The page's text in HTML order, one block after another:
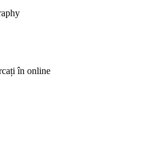
în online